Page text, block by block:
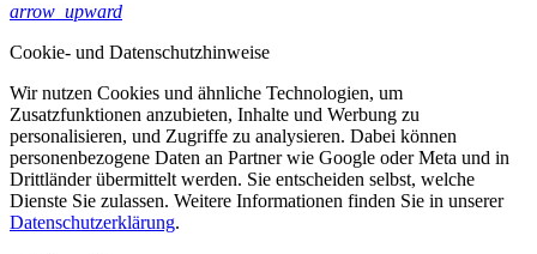
arrow_upward
Cookie- und Datenschutzhinweise
Wir nutzen Cookies und ähnliche Technologien, um
Zusatzfunktionen anzubieten, Inhalte und Werbung zu
personalisieren, und Zugriffe zu analysieren. Dabei können
personenbezogene Daten an Partner wie Google oder Meta und in
Drittländer übermittelt werden. Sie entscheiden selbst, welche
Dienste Sie zulassen. Weitere Informationen finden Sie in unserer
Datenschutzerklärung.